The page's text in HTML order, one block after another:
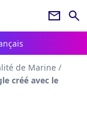
newsletter search
de Marine /
créé avec le